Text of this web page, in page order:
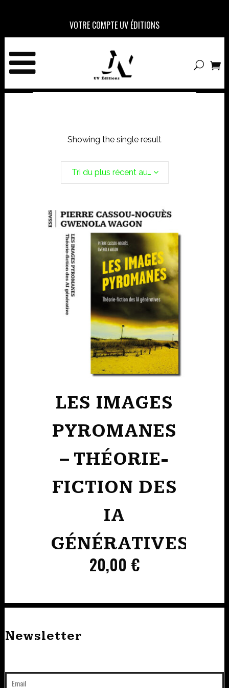
VOTRE COMPTE UV ÉDITIONS
Showing the single result
Tri du plus récent au plus ancien
LES IMAGES
PYROMANES
– THÉORIE-
FICTION DES
IA
GÉNÉRATIVES
20,00 €
Newsletter